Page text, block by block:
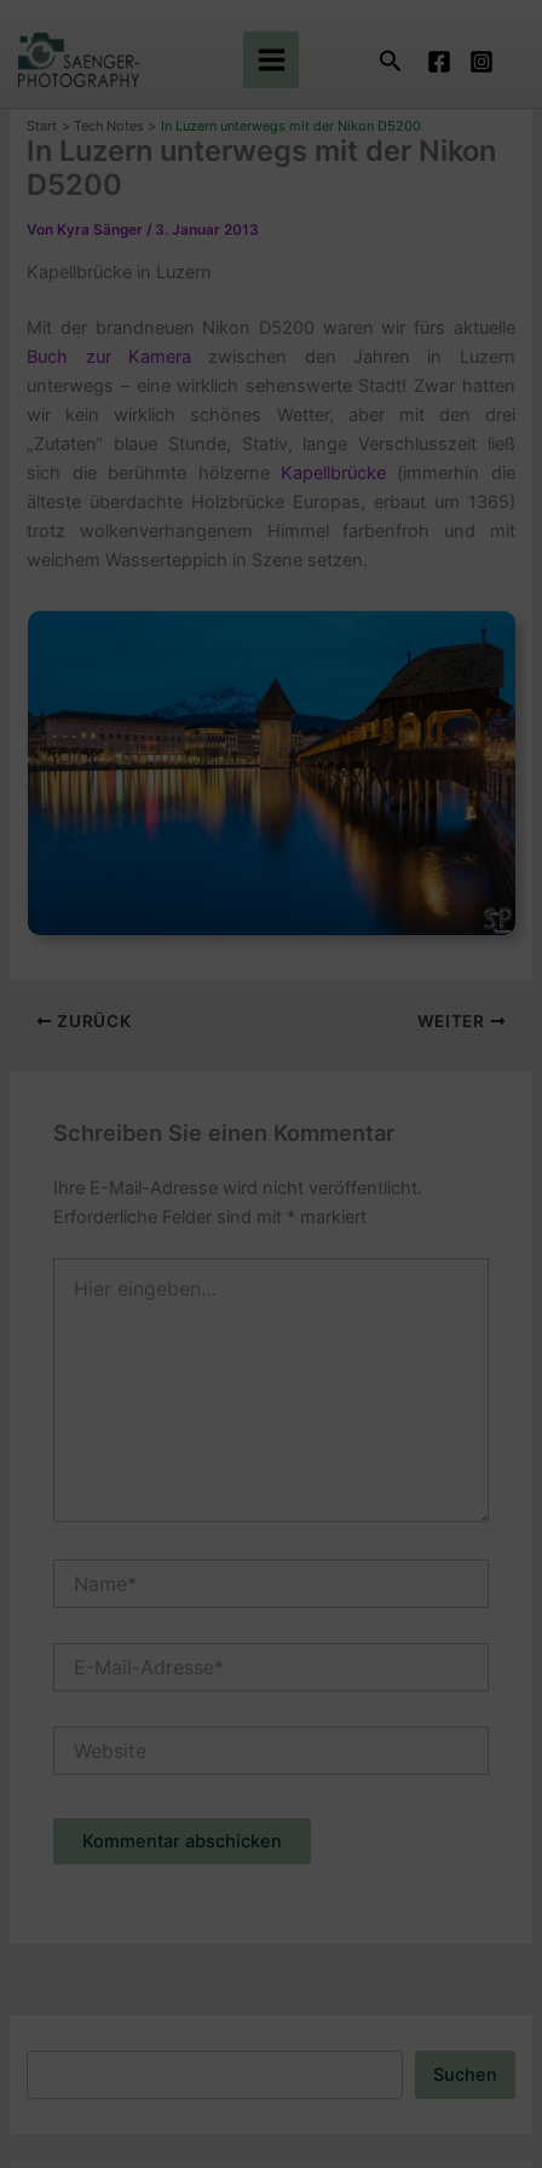
Inhalt
springen
Suchen
Start Tech Notes In Luzern unterwegs mit der Nikon D5200
In Luzern unterwegs mit der Nikon
D5200
Von Kyra Sänger / 3. Januar 2013
Kapellbrücke in Luzern
Mit der brandneuen Nikon D5200 waren wir fürs aktuelle
Buch zur Kamera zwischen den Jahren in Luzern
unterwegs – eine wirklich sehenswerte Stadt! Zwar hatten
wir kein wirklich schönes Wetter, aber mit den drei
„Zutaten“ blaue Stunde, Stativ, lange Verschlusszeit ließ
sich die berühmte hölzerne
Kapellbrücke(immerhin die
älteste überdachte Holzbrücke Europas, erbaut um 1365)
trotz wolkenverhangenem Himmel farbenfroh und mit
weichem Wasserteppich in Szene setzen.
ZURÜCK WEITER
Schreiben Sie einen Kommentar
Ihre E-Mail-Adresse wird nicht veröffentlicht.
Erforderliche Felder sind mit * markiert
eingeben…
Mail-
Suchen